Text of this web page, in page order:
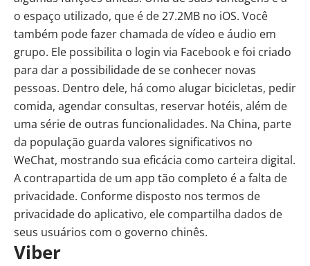
o espaço utilizado, que é de 27.2MB no iOS. Você
também pode fazer chamada de vídeo e áudio em
grupo. Ele possibilita o login via Facebook e foi criado
para dar a possibilidade de se conhecer novas
pessoas. Dentro dele, há como alugar bicicletas, pedir
comida, agendar consultas, reservar hotéis, além de
uma série de outras funcionalidades. Na China, parte
da população guarda valores significativos no
WeChat, mostrando sua eficácia como carteira digital.
A contrapartida de um app tão completo é a falta de
privacidade. Conforme disposto nos termos de
privacidade do aplicativo, ele compartilha dados de
seus usuários com o governo chinês.
Viber